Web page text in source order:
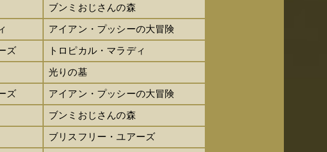
ブンミおじさんの森
アイアン・プッシーの大冒険
ズ トロピカル・マラディ
光りの墓
ズ アイアン・プッシーの大冒険
ブンミおじさんの森
ブリスフリー・ユアーズ